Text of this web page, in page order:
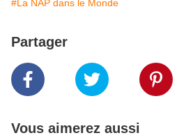
#La NAP dans le Monde
Partager
Vous aimerez aussi